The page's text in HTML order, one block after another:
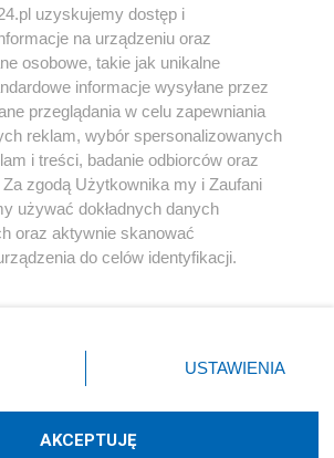
Instagram Youtube
uzyskujemy dostęp i
na urządzeniu oraz
osobowe, takie jak unikalne
informacje wysyłane przez
przeglądania w celu zapewniania
reklam, wybór spersonalizowanych
i treści, badanie odbiorców oraz
Za zgodą Użytkownika my i Zaufani
używać dokładnych danych
oraz aktywnie skanować
do celów identyfikacji.
przycisk ustawień prywatności
dolnym rogu strony
danych nie wymagają zgody
prawo sprzeciwić się takiemu
USTAWIENIA
AKCEPTUJĘ